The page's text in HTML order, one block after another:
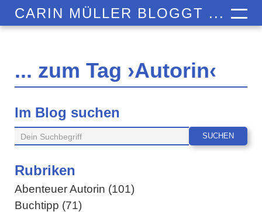
CARIN MÜLLER BLOGGT ...
... zum Tag ›Autorin‹
Im Blog suchen
Rubriken
Abenteuer Autorin (101)
Buchtipp (71)